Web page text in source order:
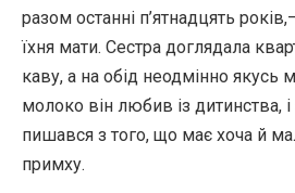
разом останні п’ятнадцять
їхня мати. Сестра доглядала
каву, а на обід неодмінно якусь
молоко він любив із дитинства,
пишався з того, що має хоча й
примху.